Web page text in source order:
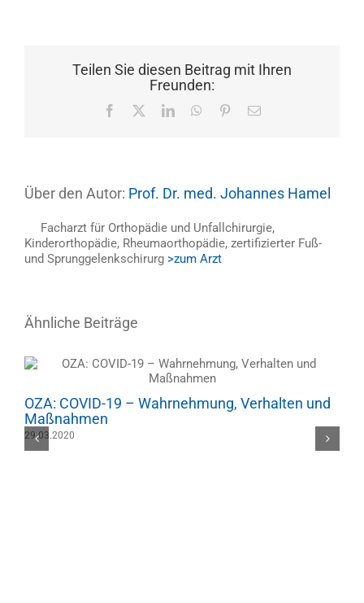
Teilen Sie diesen Beitrag mit Ihren
Freunden:
Facebook LinkedInWhatsApp
Pinterest
E-
Über den Autor: Prof. Dr. med. Johannes Hamel
Facharzt für Orthopädie und Unfallchirurgie,
Kinderorthopädie, Rheumaorthopädie, zertifizierter Fuß-
und Sprunggelenkschirurg >zum Arzt
Ähnliche Beiträge
OZA: COVID-19 – Wahrnehmung, Verhalten und
Maßnahmen
29.03.2020